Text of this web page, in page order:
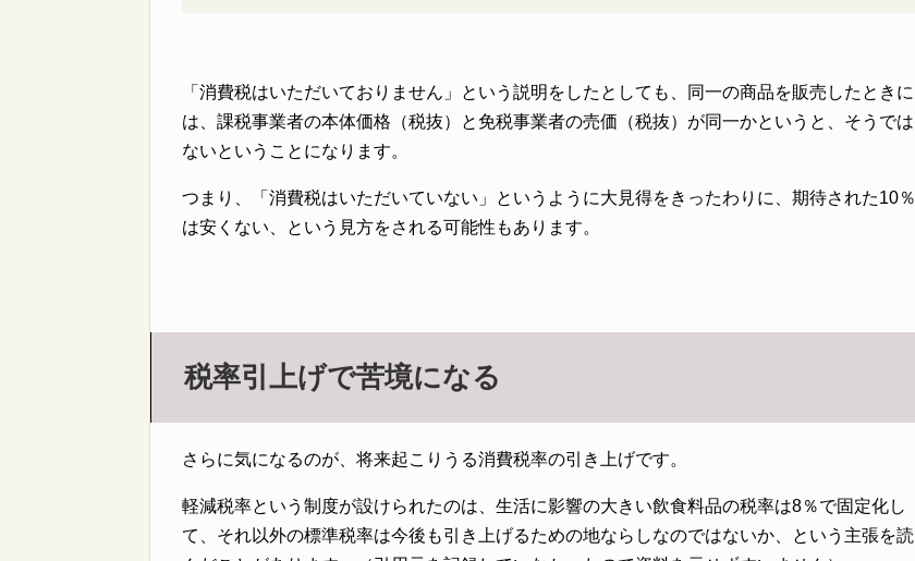
「消費税はいただいておりません」という説明をしたとしても、同一の商品を販売したときに
は、課税事業者の本体価格（税抜）と免税事業者の売価（税抜）が同一かというと、そうでは
ないということになります。
つまり、「消費税はいただいていない」というように大見得をきったわりに、期待された10％
は安くない、という見方をされる可能性もあります。
税率引上げで苦境になる
さらに気になるのが、将来起こりうる消費税率の引き上げです。
軽減税率という制度が設けられたのは、生活に影響の大きい飲食料品の税率は8％で固定化し
て、それ以外の標準税率は今後も引き上げるための地ならしなのではないか、という主張を読